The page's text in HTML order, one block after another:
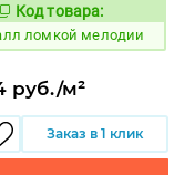
818548
Код товара:
ломкой мелодии
руб./м²
Заказ в 1 клик